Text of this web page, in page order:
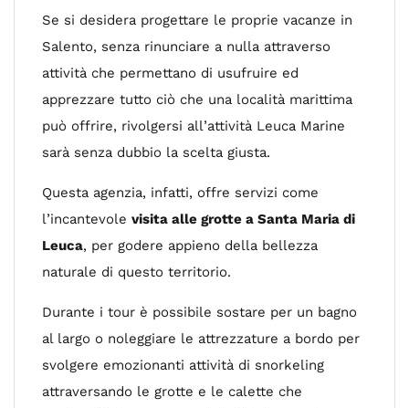
Se si desidera progettare le proprie vacanze in
Salento, senza rinunciare a nulla attraverso
attività che permettano di usufruire ed
apprezzare tutto ciò che una località marittima
può offrire, rivolgersi all’attività Leuca Marine
sarà senza dubbio la scelta giusta.
Questa agenzia, infatti, offre servizi come
l’incantevole visita alle grotte a Santa Maria di
Leuca, per godere appieno della bellezza
naturale di questo territorio.
Durante i tour è possibile sostare per un bagno
al largo o noleggiare le attrezzature a bordo per
svolgere emozionanti attività di snorkeling
attraversando le grotte e le calette che